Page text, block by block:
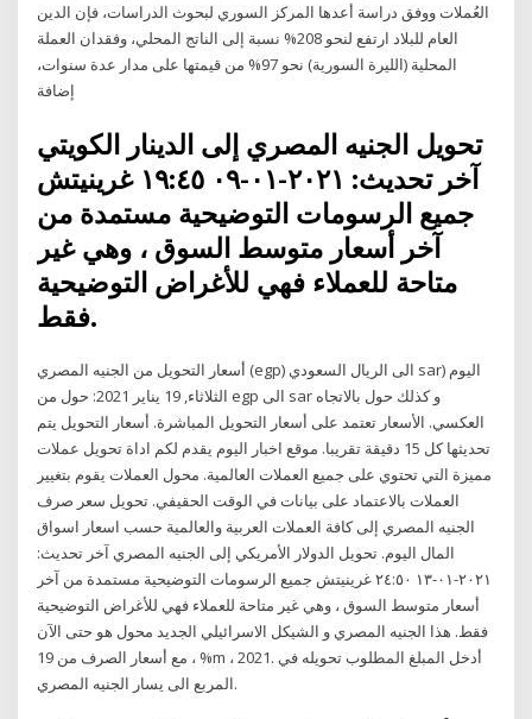
العُملات ووفق دراسة أعدها المركز السوري لبحوث الدراسات، فإن الدين
العام للبلاد ارتفع لنحو 208% نسبة إلى الناتج المحلي، وفقدان العملة
المحلية (الليرة السورية) نحو 97% من قيمتها على مدار عدة سنوات،
إضافة
تحويل الجنيه المصري إلى الدينار الكويتي
آخر تحديث: ٢٠٢١-٠١-٠٩ ١٩:٤٥ غرينيتش
جميع الرسومات التوضيحية مستمدة من
آخر أسعار متوسط السوق ، وهي غير
متاحة للعملاء فهي للأغراض التوضيحية
فقط.
أسعار التحويل من الجنيه المصري (egp) الى الريال السعودي sar) اليوم
الثلاثاء, 19 يناير 2021: حول من egp الى sar و كذلك حول بالاتجاه
العكسي. الأسعار تعتمد على أسعار التحويل المباشرة. أسعار التحويل يتم
تحديثها كل 15 دقيقة تقريبا. موقع اخبار اليوم يقدم لكم اداة تحويل عملات
مميزة التي تحتوي على جميع العملات العالمية. محول العملات يقوم بتغيير
العملات بالاعتماد على بيانات في الوقت الحقيفي. تحويل سعر صرف
الجنيه المصري إلى كافة العملات العربية والعالمية حسب اسعار اسواق
المال اليوم. تحويل الدولار الأمريكي إلى الجنيه المصري آخر تحديث:
٢٠٢١-٠١-١٣ ٢٤:٥٠ غرينيتش جميع الرسومات التوضيحية مستمدة من آخر
أسعار متوسط السوق ، وهي غير متاحة للعملاء فهي للأغراض التوضيحية
فقط. هذا الجنيه المصري و الشيكل الاسرائيلي الجديد محول هو حتى الآن
مع أسعار الصرف من 19 ، %m ، 2021. أدخل المبلغ المطلوب تحويله في
المربع الى يسار الجنيه المصري.